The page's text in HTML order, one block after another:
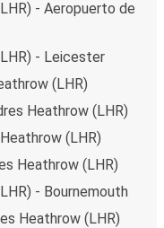
- Aeropuerto de
- Leicester
(LHR)
Heathrow (LHR)
(LHR)
Heathrow (LHR)
- Bournemouth
Heathrow (LHR)